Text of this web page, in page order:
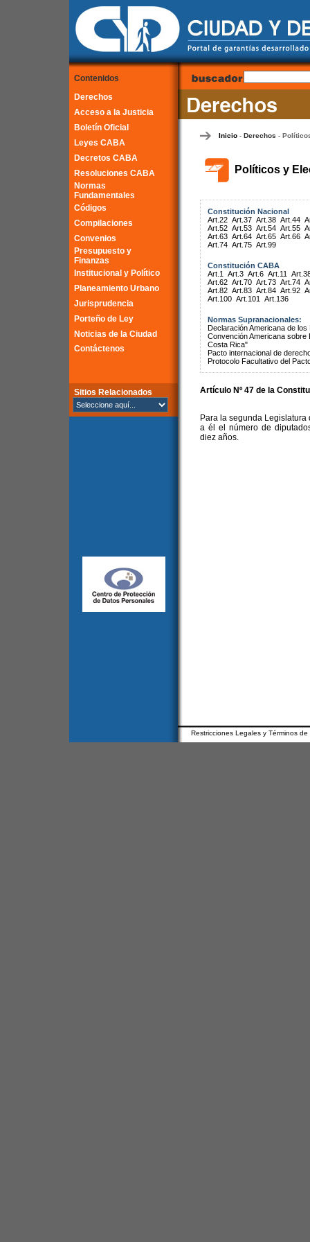
Contenidos
Derechos
Acceso a la Justicia
Boletín Oficial
Leyes CABA
Decretos CABA
Resoluciones CABA
Normas
Fundamentales
Códigos
Compilaciones
Convenios
Presupuesto y
Finanzas
Institucional y Político
Planeamiento Urbano
Jurisprudencia
Porteño de Ley
Noticias de la Ciudad
Contáctenos
Sitios Relacionados
Inicio- Derechos -
Políticos y
Constitución Nacional
Art.22 Art.37 Art.38 Art.44
Art.52 Art.53 Art.54 Art.55
Art.63 Art.64 Art.65 Art.66
Art.74 Art.75 Art.99
Constitución CABA
Art.1
Art.3 Art.6 Art.11
Art.62 Art.70 Art.73 Art.74
Art.82 Art.83 Art.84 Art.92
Art.100 Art.101 Art.136
Normas Supranacionales:
Declaración Americana de
Convención Americana
Costa Rica"
Pacto internacional de
Protocolo Facultativo del
Artículo Nº 47 de la
Para la segunda
a él el número de
diez años.
Restricciones Legales y Términos de